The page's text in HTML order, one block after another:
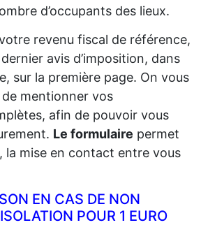
d’occupants des lieux.
revenu fiscal de référence,
avis d’imposition, dans
sur la première page. On vous
mentionner vos
afin de pouvoir vous
Le formulaire permet
la mise en contact entre vous
EN CAS DE NON
POUR 1 EURO